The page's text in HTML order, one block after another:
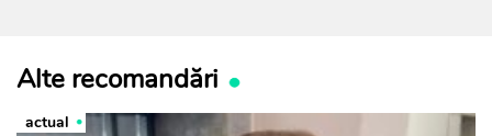
Alte recomandări
actual